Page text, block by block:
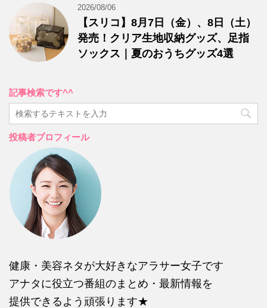
2026/08/06
【スリコ】8月7日（金）、8日（土）
発売！クリア生地収納グッズ、足指
ソックス｜夏のおうちグッズ4選
記事検索です^^
投稿者プロフィール
健康・美容ネタが大好きなアラサー女子です
アナタに役立つ番組のまとめ・最新情報を
提供できるよう頑張ります★